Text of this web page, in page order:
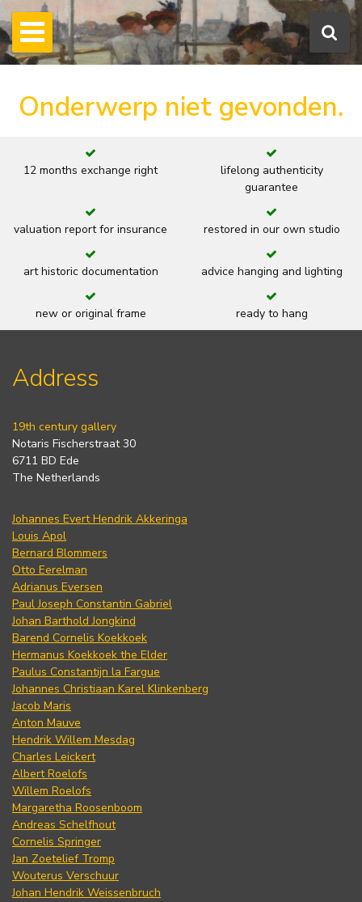
Onderwerp niet gevonden.
12 months exchange right
lifelong authenticity
guarantee
valuation report for insurance restored in our own studio
art historic documentation advice hanging and lighting
new or original frame ready to hang
Address
19th century gallery
Notaris Fischerstraat 30
6711 BD Ede
The Netherlands
Johannes Evert Hendrik Akkeringa
Louis Apol
Bernard Blommers
Otto Eerelman
Adrianus Eversen
Paul Joseph Constantin Gabriel
Johan Barthold Jongkind
Barend Cornelis Koekkoek
Hermanus Koekkoek the Elder
Paulus Constantijn la Fargue
Johannes Christiaan Karel Klinkenberg
Jacob Maris
Anton Mauve
Hendrik Willem Mesdag
Charles Leickert
Albert Roelofs
Willem Roelofs
Margaretha Roosenboom
Andreas Schelfhout
Cornelis Springer
Jan Zoetelief Tromp
Wouterus Verschuur
Johan Hendrik Weissenbruch